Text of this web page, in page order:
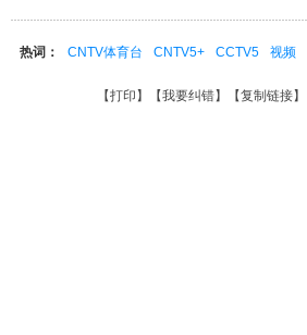
热词： CNTV体育台 CNTV5+ CCTV5 视频
【打印 】【我要纠错】【复制链接